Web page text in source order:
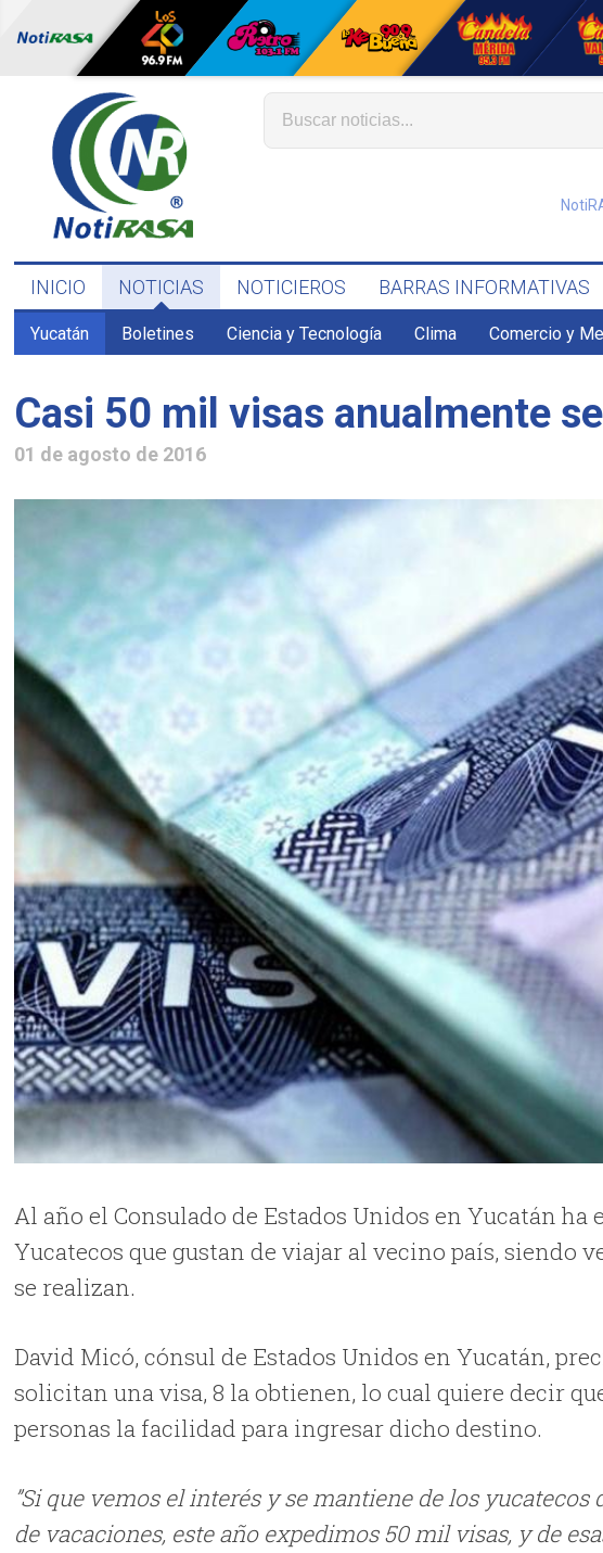
INICIO NOTICIAS NOTICIEROS BARRAS INFORMATIVAS
Yucatán Boletines Ciencia y Tecnología Clima Comercio y
Casi 50 mil visas anualmente
01 de agosto de 2016
Al año el Consulado de Estados Unidos en Yucatán ha
Yucatecos que gustan de viajar al vecino país, siendo
se realizan.
David Micó, cónsul de Estados Unidos en Yucatán,
solicitan una visa, 8 la obtienen, lo cual quiere decir
personas la facilidad para ingresar dicho destino.
”Si que vemos el interés y se mantiene de los
de vacaciones, este año expedimos 50 mil visas, y de